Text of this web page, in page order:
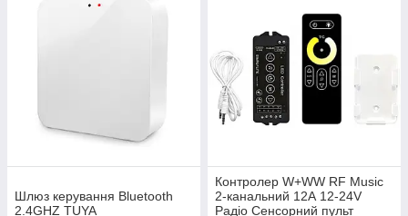
Шлюз керування Bluetooth
2.4GHZ TUYA
Контролер W+WW RF Music
2-канальний 12А 12-24V
Радіо Сенсорний пульт